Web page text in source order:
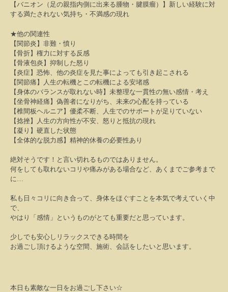
【バニオン（足の親指内側に出来る腫物・腱膜瘤）】新しい経験に対
する満たされない気持ち・不満感の現れ
★他の関連性
【関節炎】非難・憤り
【骨折】権力に対する反感
【骨液包炎】抑制した怒り
【炎症】恐怖、他の炎症を見た事によっても引き起こされる
【関節痛】人生の転機とこの転機による安堵感
【身体のバランスが取れない時】未整理な一貫性の無い感情・考え
【坐骨神経痛】偽善者になりがち、未来の心配を持っている
【椎間板ヘルニア】優柔不断、人生でのサポートが足りていない
【捻挫】人生の方向性が不安、怒りと抵抗の現れ
【凝り】硬直した状態
【全体的な脱力感】精神的休養の必要性あり
絶対そうです！と言い切れるものではありません。
何をしても取れないコリや痛みがある場合など、あくまでご参考まで
に
私も日々コリに向き合って、身体をほぐすことを本気で考えていく中
で、
やはり「感情」というものがとても重要だと思っています。
少しでも安心しリラックスできる時間を
お過ごし頂けるような空間、施術、会話をしたいと思います。
本日も素敵な一日をお過ごし下さい☆